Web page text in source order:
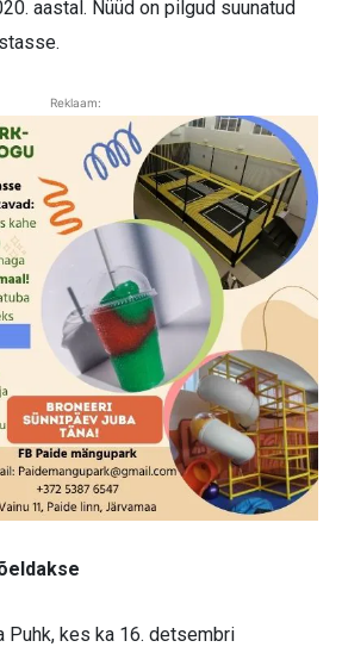
aastal. Nüüd on pilgud suunatud
Reklaam:
Puhk, kes ka 16. detsembri